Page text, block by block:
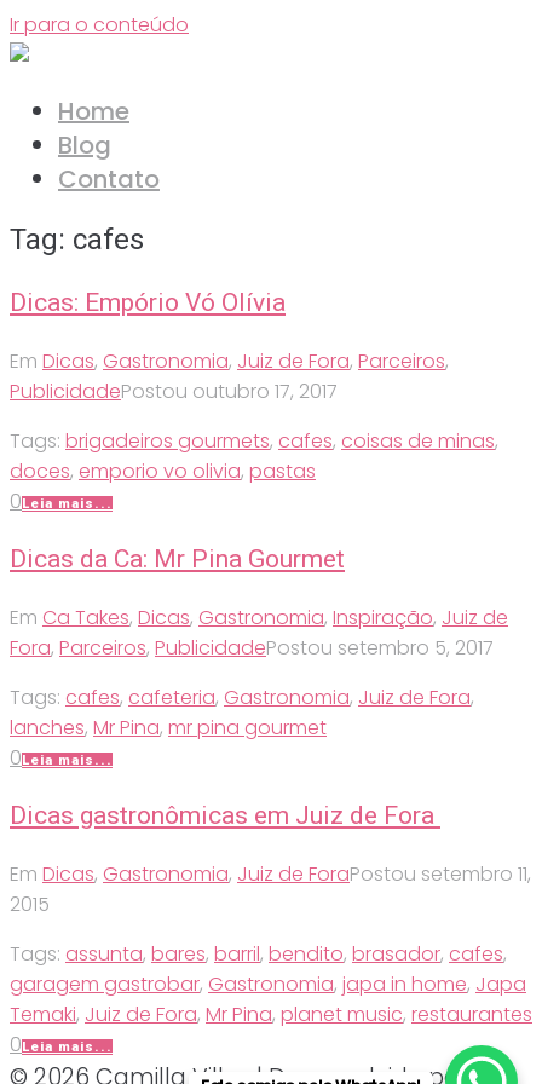
Ir para o conteúdo
Home
Blog
Contato
Tag: cafes
Dicas: Empório Vó Olívia
Em Dicas, Gastronomia, Juiz de Fora, Parceiros,
PublicidadePostou outubro 17, 2017
Tags: brigadeiros gourmets, cafes, coisas de minas,
doces, emporio vo olivia, pastas
0Leia mais...
Dicas da Ca: Mr Pina Gourmet
Em Ca Takes, Dicas, Gastronomia, Inspiração, Juiz de
Fora, Parceiros, PublicidadePostou setembro 5, 2017
Tags: cafes, cafeteria, Gastronomia, Juiz de Fora,
lanches, Mr Pina, mr pina gourmet
0Leia mais...
Dicas gastronômicas em Juiz de Fora
Em Dicas, Gastronomia, Juiz de ForaPostou setembro 11,
2015
Tags: assunta, bares, barril, bendito, brasador, cafes,
garagem gastrobar, Gastronomia, japa in home, Japa
Temaki, Juiz de Fora, Mr Pina, planet music, restaurantes
0Leia mais...
© 2026 Camilla Villas | Desenvolvido por